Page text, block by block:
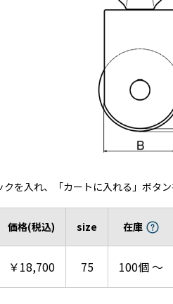
を入れ、「カートに入れる」ボタ
価格(税込) size 在庫
￥18,700 75 100個 ～